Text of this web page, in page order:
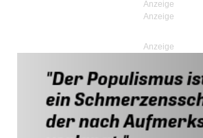
Anzeige